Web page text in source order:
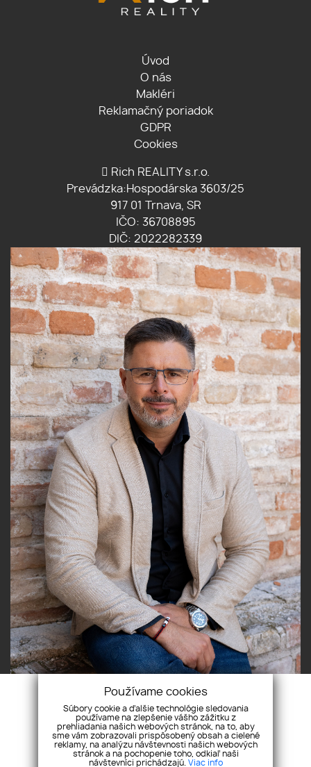
Úvod
O nás
Makléri
Reklamačný poriadok
GDPR
Cookies
Rich REALITY s.r.o.
Prevádzka:Hospodárska 3603/25
917 01 Trnava, SR
IČO: 36708895
DIČ: 2022282339
Používame cookies
Súbory cookie a ďalšie technológie sledovania
používame na zlepšenie vášho zážitku z
prehliadania našich webových stránok, na to, aby
sme vám zobrazovali prispôsobený obsah a cielené
reklamy, na analýzu návštevnosti našich webových
stránok a na pochopenie toho, odkiaľ naši
návštevníci prichádzajú. Viac info